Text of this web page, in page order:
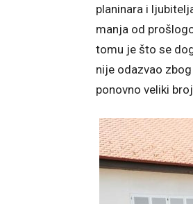
planinara i
manja od
tomu je što se
nije odazvao
ponovno veliki